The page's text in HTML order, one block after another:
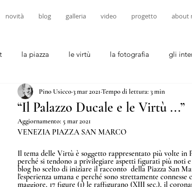
novità blog galleria video progetto about
la piazza le virtù la fotografia gli
“Il Palazzo Ducale e le Virtù ...”
Pino Usicco3 mar 2021Tempo di lettura: 3 min
Aggiornamento: 5 mar 2021
VENEZIA PIAZZA SAN MARCO
Il tema delle Virtù è soggetto rappresentato più volte in
perché si tendono a privilegiare aspetti figurati più noti
blog ho scelto di iniziare il racconto  della Piazza San
l'esperienza umana e perché sono strettamente
maggiore, 17 figure (1) le raffigurano (XIII sec.), il